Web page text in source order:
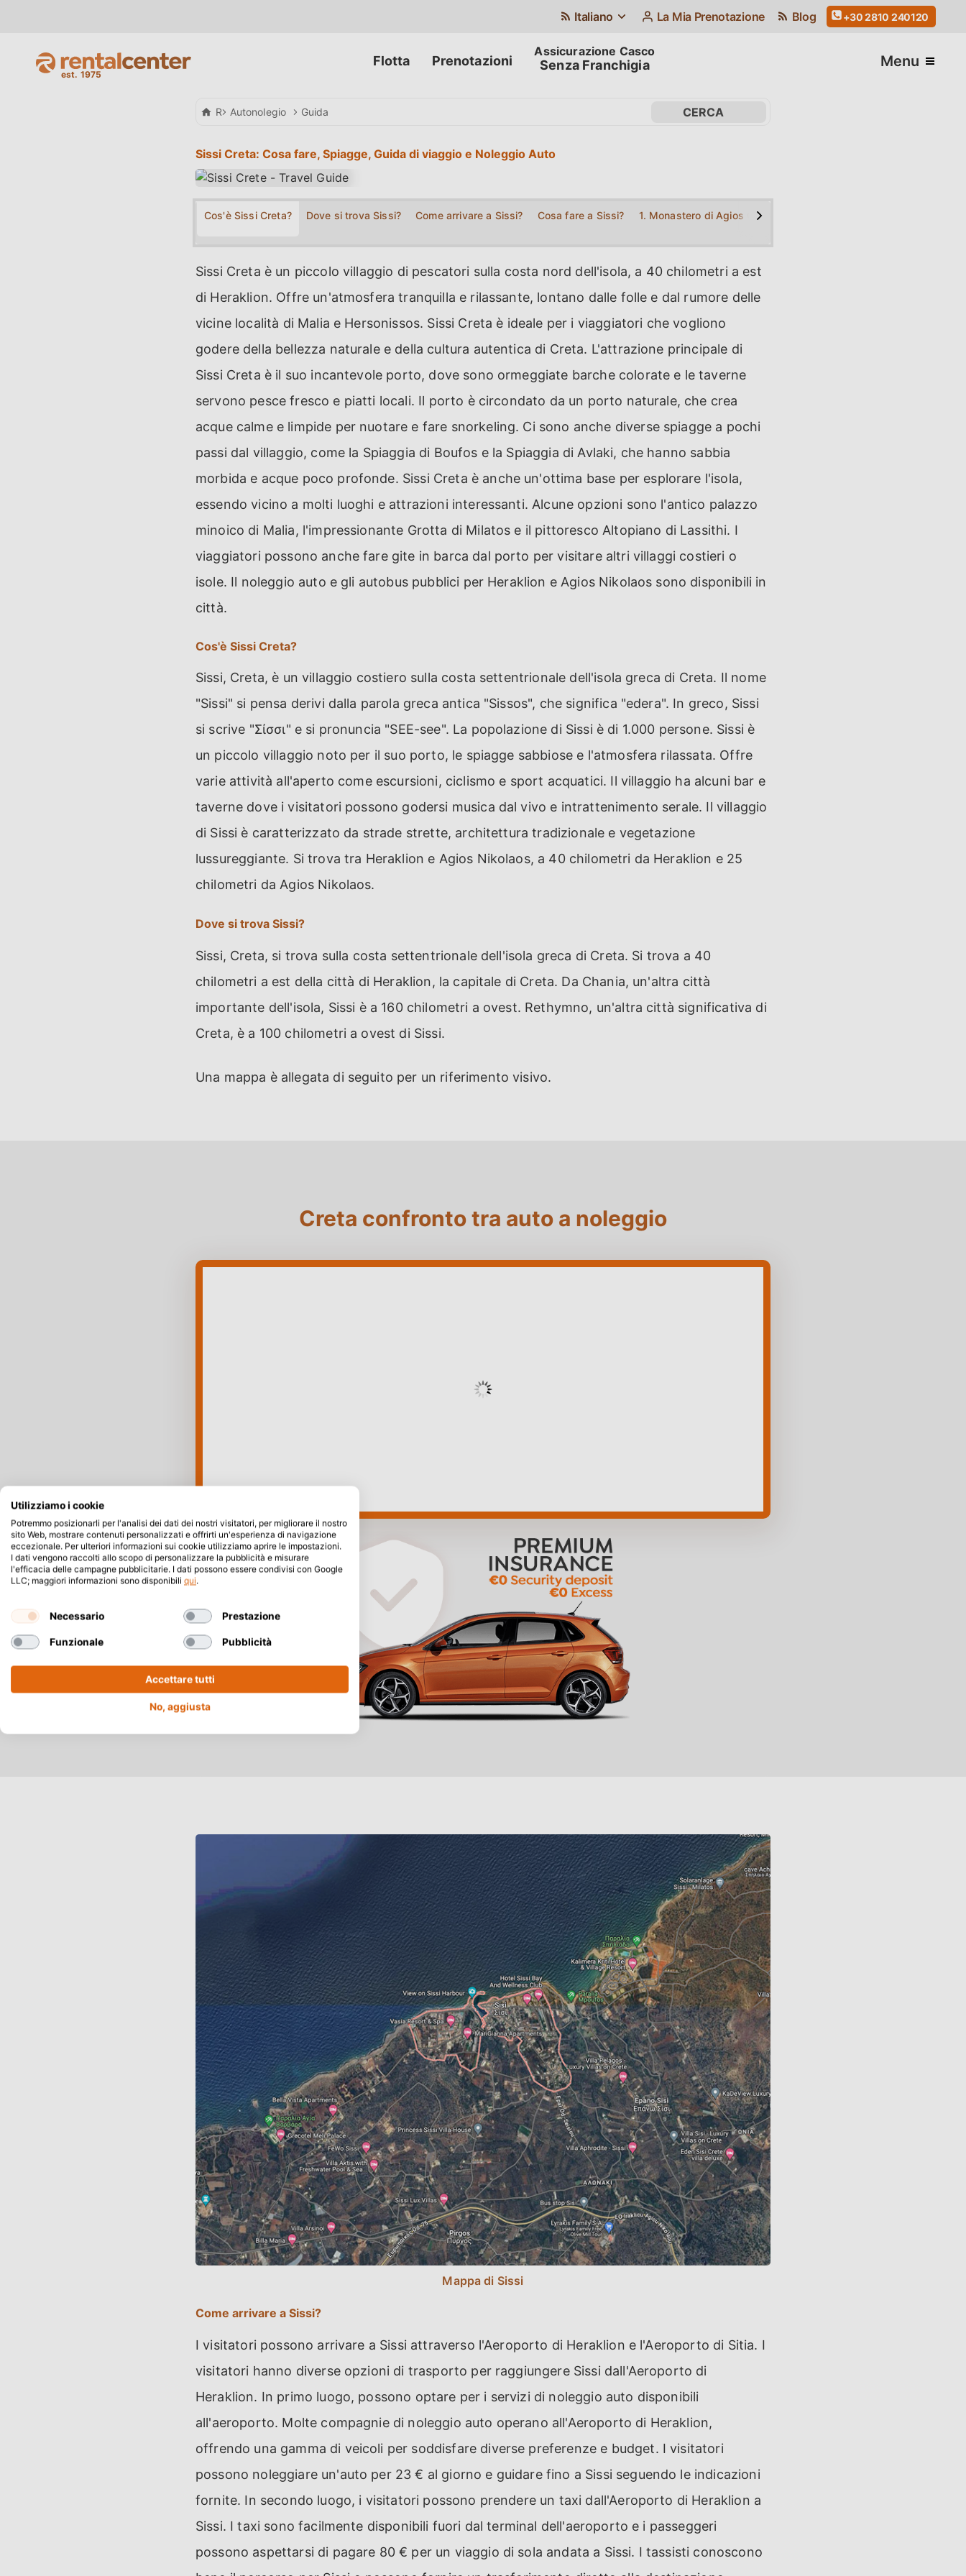
Italiano La Mia Prenotazione Blog +30 2810 240120
Flotta Prenotazioni Senza Franchigia Menu
Rental Center Crete
Autonolegio Guida
Sissi Creta: Cosa fare, Spiagge, Guida di viaggio e Noleggio Auto
Cos'è Sissi Creta? Dove si trova Sissi? Come arrivare a Sissi? Cosa fare a Sissi? 1. Monastero di Agios Georgios (San Giorgio) Selinari
Sissi Creta è un piccolo villaggio di pescatori sulla costa nord dell'isola, a 40 chilometri a est
di Heraklion. Offre un'atmosfera tranquilla e rilassante, lontano dalle folle e dal rumore delle
vicine località di Malia e Hersonissos. Sissi Creta è ideale per i viaggiatori che vogliono
godere della bellezza naturale e della cultura autentica di Creta. L'attrazione principale di
Sissi Creta è il suo incantevole porto, dove sono ormeggiate barche colorate e le taverne
servono pesce fresco e piatti locali. Il porto è circondato da un porto naturale, che crea
acque calme e limpide per nuotare e fare snorkeling. Ci sono anche diverse spiagge a pochi
passi dal villaggio, come la Spiaggia di Boufos e la Spiaggia di Avlaki, che hanno sabbia
morbida e acque poco profonde. Sissi Creta è anche un'ottima base per esplorare l'isola,
essendo vicino a molti luoghi e attrazioni interessanti. Alcune opzioni sono l'antico palazzo
minoico di Malia, l'impressionante Grotta di Milatos e il pittoresco Altopiano di Lassithi. I
viaggiatori possono anche fare gite in barca dal porto per visitare altri villaggi costieri o
isole. Il noleggio auto e gli autobus pubblici per Heraklion e Agios Nikolaos sono disponibili in
città.
Cos'è Sissi Creta?
Sissi, Creta, è un villaggio costiero sulla costa settentrionale dell'isola greca di Creta. Il nome
"Sissi" si pensa derivi dalla parola greca antica "Sissos", che significa "edera". In greco, Sissi
si scrive "Σίσσι" e si pronuncia "SEE-see". La popolazione di Sissi è di 1.000 persone. Sissi è
un piccolo villaggio noto per il suo porto, le spiagge sabbiose e l'atmosfera rilassata. Offre
varie attività all'aperto come escursioni, ciclismo e sport acquatici. Il villaggio ha alcuni bar e
taverne dove i visitatori possono godersi musica dal vivo e intrattenimento serale. Il villaggio
di Sissi è caratterizzato da strade strette, architettura tradizionale e vegetazione
lussureggiante. Si trova tra Heraklion e Agios Nikolaos, a 40 chilometri da Heraklion e 25
chilometri da Agios Nikolaos.
Dove si trova Sissi?
Sissi, Creta, si trova sulla costa settentrionale dell'isola greca di Creta. Si trova a 40
chilometri a est della città di Heraklion, la capitale di Creta. Da Chania, un'altra città
importante dell'isola, Sissi è a 160 chilometri a ovest. Rethymno, un'altra città significativa di
Creta, è a 100 chilometri a ovest di Sissi.
Una mappa è allegata di seguito per un riferimento visivo.
Creta confronto tra auto a noleggio
Mappa di Sissi
Come arrivare a Sissi?
I visitatori possono arrivare a Sissi attraverso l'Aeroporto di Heraklion e l'Aeroporto di Sitia. I
visitatori hanno diverse opzioni di trasporto per raggiungere Sissi dall'Aeroporto di
Heraklion. In primo luogo, possono optare per i servizi di noleggio auto disponibili
all'aeroporto. Molte compagnie di noleggio auto operano all'Aeroporto di Heraklion,
offrendo una gamma di veicoli per soddisfare diverse preferenze e budget. I visitatori
possono noleggiare un'auto per 23 € al giorno e guidare fino a Sissi seguendo le indicazioni
fornite. In secondo luogo, i visitatori possono prendere un taxi dall'Aeroporto di Heraklion a
Sissi. I taxi sono facilmente disponibili fuori dal terminal dell'aeroporto e i passeggeri
possono aspettarsi di pagare 80 € per un viaggio di sola andata a Sissi. I tassisti conoscono
Utilizziamo i cookie
Potremmo posizionarli per l'analisi dei dati dei nostri visitatori, per migliorare il nostro
sito Web, mostrare contenuti personalizzati e offrirti un'esperienza di navigazione
eccezionale. Per ulteriori informazioni sui cookie utilizziamo aprire le impostazioni.
I dati vengono raccolti allo scopo di personalizzare la pubblicità e misurare
l'efficacia delle campagne pubblicitarie. I dati possono essere condivisi con Google
LLC; maggiori informazioni sono disponibili qui.
Necessario Prestazione
Funzionale Pubblicità
Accettare tutti
No, aggiusta